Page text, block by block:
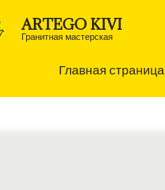
ARTEGO KIVI
Гранитная мастерская
Главная страница